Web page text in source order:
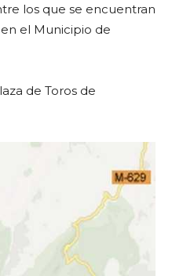
los que se encuentran
el Municipio de
de Toros de